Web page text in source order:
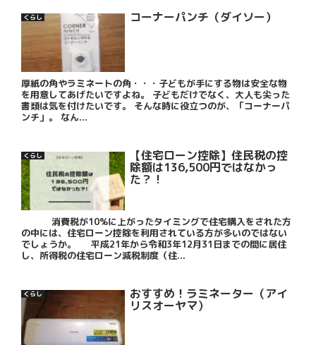
くらし コーナーパンチ（ダイソー）
厚紙の角やラミネートの角・・・子どもが手にする物は安全な物
を用意してあげたいですよね。 子どもだけでなく、大人も尖った
書類は気を付けたいです。 そんな時に役立つのが、「コーナーパ
ンチ」。 なん...
くらし 【住宅ローン控除】住民税の控
除額は136,500円ではなかっ
た？！
消費税が10%に上がったタイミングで住宅購入をされた方
の中には、住宅ローン控除を利用されている方が多いのではない
でしょうか。 平成21年から令和3年12月31日までの間に居住
し、所得税の住宅ローン減税制度（住...
くらし おすすめ！ラミネーター（アイ
リスオーヤマ）